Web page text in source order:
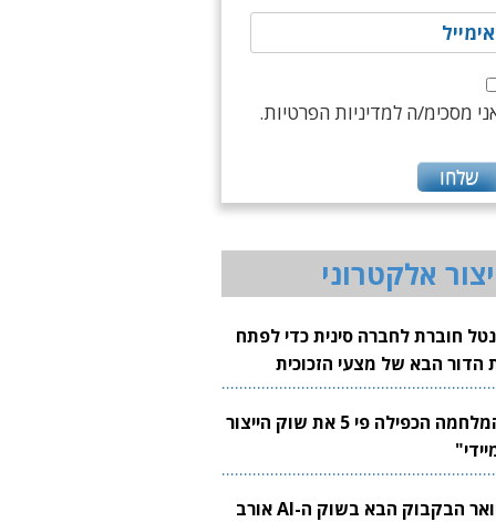
מסכימ/ה למדיניות הפרטיות.
אלקטרוני
חוברת לחברה סינית כדי לפתח
הדור הבא של מצעי הזכוכית
"המלחמה הכפילה פי 5 את שוק הייצור
צוואר הבקבוק הבא בשוק ה-AI אורב